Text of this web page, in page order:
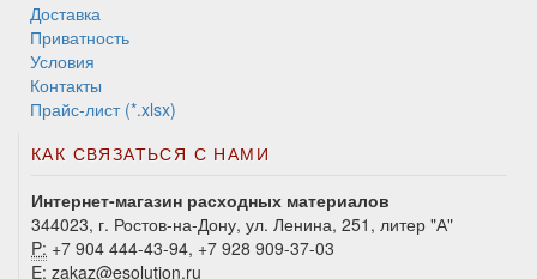
Доставка
Приватность
Условия
Контакты
Прайс-лист (*.xlsx)
КАК СВЯЗАТЬСЯ С НАМИ
Интернет-магазин расходных материалов
344023, г. Ростов-на-Дону, ул. Ленина, 251, литер "А"
P: +7 904 444-43-94, +7 928 909-37-03
E: zakaz@esolution.ru